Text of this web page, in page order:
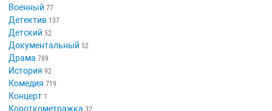
Военный 77
Детектив 137
Детский 52
Документальный 52
Драма 789
История 92
Комедия 719
Концерт 1
Короткометражка 32